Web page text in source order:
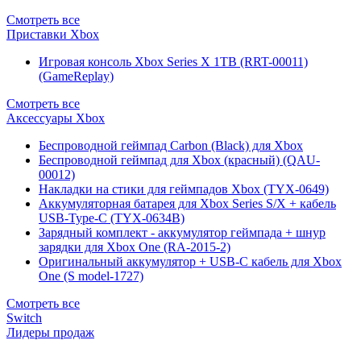
Смотреть все
Приставки Xbox
Игровая консоль Xbox Series X 1TB (RRT-00011)
(GameReplay)
Смотреть все
Аксессуары Xbox
Беспроводной геймпад Carbon (Black) для Xbox
Беспроводной геймпад для Xbox (красный) (QAU-
00012)
Накладки на стики для геймпадов Xbox (TYX-0649)
Аккумуляторная батарея для Xbox Series S/X + кабель
USB-Type-C (TYX-0634B)
Зарядный комплект - аккумулятор геймпада + шнур
зарядки для Xbox One (RA-2015-2)
Оригинальный аккумулятор + USB-C кабель для Xbox
One (S model-1727)
Смотреть все
Switch
Лидеры продаж